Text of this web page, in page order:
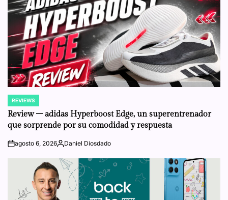
POSTED
IN
REVIEWS
Review – adidas Hyperboost Edge, un superentrenador
que sorprende por su comodidad y respuesta
onagosto 6, 2026Posted
Daniel Diosdado